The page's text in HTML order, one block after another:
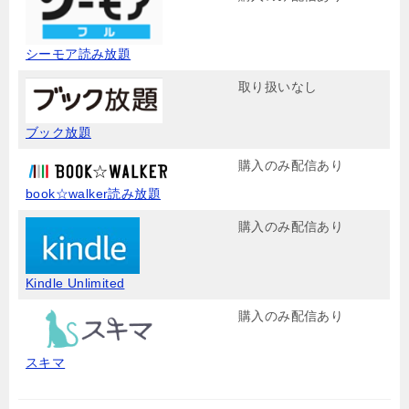
シーモア読み放題
ブック放題
取り扱いなし
book☆walker読み放題
購入のみ配信あり
Kindle Unlimited
購入のみ配信あり
スキマ
購入のみ配信あり